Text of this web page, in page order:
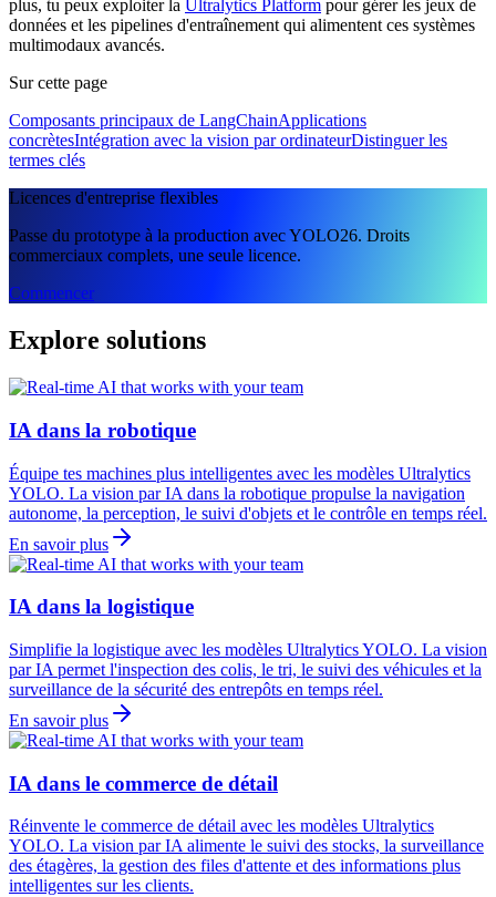
plus, tu peux exploiter la Ultralytics Platform pour gérer les jeux de
données et les pipelines d'entraînement qui alimentent ces systèmes
multimodaux avancés.
Sur cette page
Composants principaux de LangChainApplications
concrètesIntégration avec la vision par ordinateurDistinguer les
termes clés
Licences d'entreprise flexibles
Passe du prototype à la production avec YOLO26. Droits
commerciaux complets, une seule licence.
Commencer
Explore solutions
IA dans la robotique
Équipe tes machines plus intelligentes avec les modèles Ultralytics
YOLO. La vision par IA dans la robotique propulse la navigation
autonome, la perception, le suivi d'objets et le contrôle en temps réel.
En savoir plus
IA dans la logistique
Simplifie la logistique avec les modèles Ultralytics YOLO. La vision
par IA permet l'inspection des colis, le tri, le suivi des véhicules et la
surveillance de la sécurité des entrepôts en temps réel.
En savoir plus
IA dans le commerce de détail
Réinvente le commerce de détail avec les modèles Ultralytics
YOLO. La vision par IA alimente le suivi des stocks, la surveillance
des étagères, la gestion des files d'attente et des informations plus
intelligentes sur les clients.